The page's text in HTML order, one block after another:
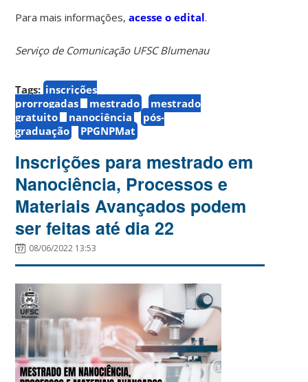
Para mais informações,acesse o edital.
Serviço de Comunicação UFSC Blumenau
Tags: inscrições
prorrogadas
mestrado
mestrado
gratuito
nanociência
pós-
graduação
PPGNPMat
Inscrições para mestrado em
Nanociência, Processos e
Materiais Avançados podem
ser feitas até dia 22
08/06/2022 13:53